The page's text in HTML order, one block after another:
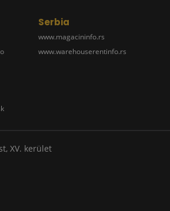
Serbia
www.magacininfo.rs
www.warehouserentinfo.rs
XV. kerület